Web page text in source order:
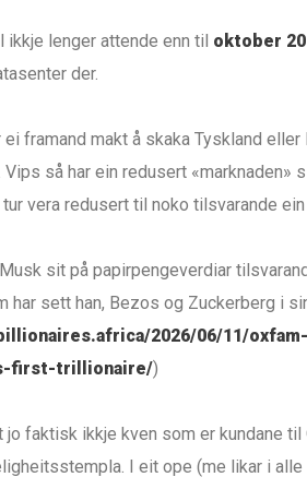
ikkje lenger attende enn til oktober
der.
ei framand makt å skaka Tyskland
så har ein redusert «marknaden»
vera redusert til noko tilsvarande
sit på papirpengeverdiar
har sett han, Bezos og Zuckerberg i
2026/06/11/
first-trillionaire/)
jo faktisk ikkje kven som er kundane
I eit ope (me likar i